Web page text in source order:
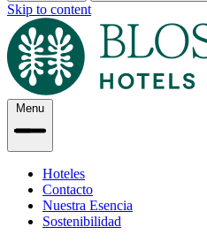
Skip to content
Menu
Hoteles
Contacto
Nuestra Esencia
Sostenibilidad